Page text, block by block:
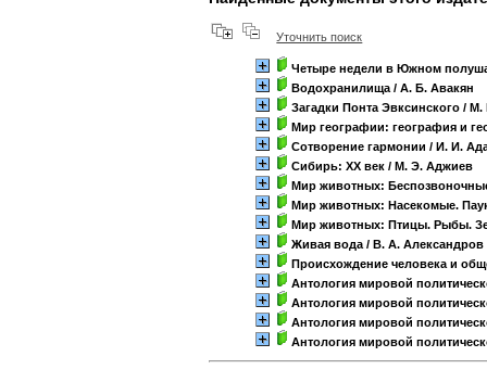
Уточнить поиск
Четыре недели в Южном
Водохранилища / А. Б. Авакян
Загадки Понта Эвксинского / М.
Мир географии: география и
Сотворение гармонии / И. И.
Сибирь: ХХ век / М. Э. Аджиев
Мир животных:
Мир животных: Насекомые.
Мир животных: Птицы. Рыбы.
Живая вода / В. А. Александров
Происхождение человека и
Антология мировой
Антология мировой
Антология мировой
Антология мировой